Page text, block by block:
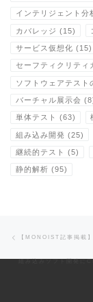
インテリジェント分
カバレッジ (15)
サービス仮想化 (15)
セーフティクリティ
ソフトウェアテスト
バーチャル展示会
単体テスト (63)
組み込み開発 (25)
継続的テスト (5)
静的解析 (95)
Post
【MONOIST記事掲載】
組み込みソフト開発にCI/CDやコンテナを活用、IACで開発